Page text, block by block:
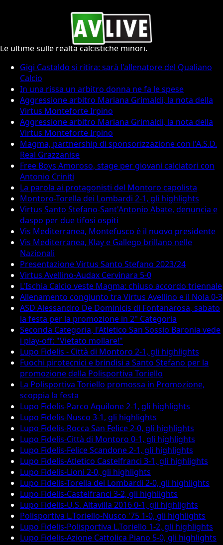
Calcio Minore
Le ultime sulle realtà calcistiche minori.
Gigi Castaldo si ritira: sarà l'allenatore del Qualiano
Calcio
In una rissa un arbitro donna ne fa le spese
Aggressione arbitro Mariana Grimaldi, la nota della
Virtus Monteforte Irpino
Aggressione arbitro Mariana Grimaldi, la nota della
Virtus Monteforte Irpino
Magma, partnership di sponsorizzazione con l'A.S.D.
Real Grazzanise
Free Boys Amoroso, stage per giovani calciatori con
Antonio Criniti
La parola ai protagonisti del Montoro capolista
Montoro-Torella dei Lombardi 2-1, gli highlights
Virtus Santo Stefano-Sant'Antonio Abate, denuncia e
daspo per due tifosi ospiti
Vis Mediterranea, Montefusco è il nuovo presidente
Vis Mediterranea, Klay e Gallego brillano nelle
Nazionali
Presentazione Virtus Santo Stefano 2023/24
Virtus Avellino-Audax Cervinara 5-0
L'Ischia Calcio veste Magma: chiuso accordo triennale
Allenamento congiunto tra Virtus Avellino e il Nola 0-3
ASD Alessandro De Dominicis di Fontanarosa, sabato
la festa per la promozione in 2° Categoria
Seconda Categoria, l'Atletico San Sossio Baronia vede
i play-off: "Vietato mollare!"
Lupo Fidelis - Città di Montoro 2-1, gli highlights
Fuochi pirotecnici e brindisi a Santo Stefano per la
promozione della Polisportiva Toriello
La Polisportiva Toriello promossa in Promozione,
scoppia la festa
Lupo Fidelis-Parco Aquilone 2-1, gli highlights
Lupo Fidelis-Nusco 3-1, gli highlights
Lupo Fidelis-Rocca San Felice 2-0, gli highlights
Lupo Fidelis-Città di Montoro 0-1, gli highlights
Lupo Fidelis-Felice Scandone 2-1, gli highlights
Lupo Fidelis-Atletico Castelfranci 3-1, gli highlights
Lupo Fidelis-Lioni 2-0, gli highlights
Lupo Fidelis-Torella dei Lombardi 2-0, gli highlights
Lupo Fidelis-Castelfranci 3-2, gli highlights
Lupo Fidelis-U.S. Altavilla 2016 0-1, gli highlights
Polisportiva L.Toriello-Nusco '75 1-0, gli highlights
Lupo Fidelis-Polisportiva L.Toriello 1-2, gli highlights
Lupo Fidelis-Azione Cattolica Piano 5-0, gli highlights